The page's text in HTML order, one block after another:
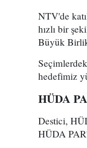
NTV'de
hızlı bir
Büyük
hedefimiz
HÜDA
Destici,
HÜDA